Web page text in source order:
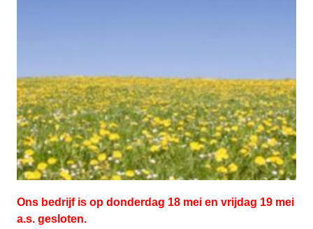
Ons bedrijf is op donderdag 18 mei en vrijdag 19 mei
a.s. gesloten.